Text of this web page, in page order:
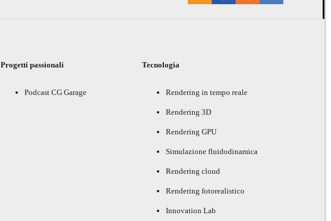
Progetti passionali
Podcast CG Garage
Tecnologia
Rendering in tempo reale
Rendering 3D
Rendering GPU
Simulazione fluidodinamica
Rendering cloud
Rendering fotorealistico
Innovation Lab